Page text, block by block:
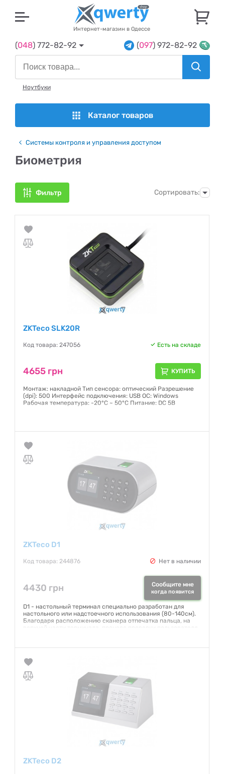
Интернет-магазин в Одессе
(048) 772-82-92 (097) 972-82-92
Ноутбуки
Каталог товаров
Системы контроля и управления доступом
Биометрия
Фильтр Сортировать:
ZKTeco SLK20R
Код товара: 247056 Есть на складе
4655 грн КУПИТЬ
Монтаж: накладной Тип сенсора: оптический Разрешение
(dpi): 500 Интерфейс подключения: USB ОС: Windows
Рабочая температура: -20°C ~ 50°C Питание: DC 5В
ZKTeco D1
Код товара: 244876 Нет в наличии
4430 грн Сообщите мне
когда появится
D1 - настольный терминал специально разработан для
настольного или надстоечного использования (80-140см).
Благодаря расположению сканера отпечатка пальца, на
верхней части терминала, процесс проверки пользователя
точную проверку отпечатков пальцев.
Гарантия:
ZKTeco D2